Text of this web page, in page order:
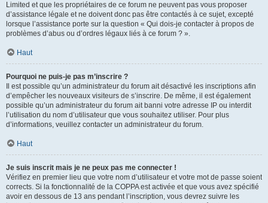
Limited et que les propriétaires de ce forum ne peuvent pas vous proposer
d’assistance légale et ne doivent donc pas être contactés à ce sujet, excepté
lorsque l’assistance porte sur la question « Qui dois-je contacter à propos de
problèmes d’abus ou d’ordres légaux liés à ce forum ? ».
Haut
Pourquoi ne puis-je pas m’inscrire ?
Il est possible qu’un administrateur du forum ait désactivé les inscriptions afin
d’empêcher les nouveaux visiteurs de s’inscrire. De même, il est également
possible qu’un administrateur du forum ait banni votre adresse IP ou interdit
l’utilisation du nom d’utilisateur que vous souhaitez utiliser. Pour plus
d’informations, veuillez contacter un administrateur du forum.
Haut
Je suis inscrit mais je ne peux pas me connecter !
Vérifiez en premier lieu que votre nom d’utilisateur et votre mot de passe soient
corrects. Si la fonctionnalité de la COPPA est activée et que vous avez spécifié
avoir en dessous de 13 ans pendant l’inscription, vous devrez suivre les